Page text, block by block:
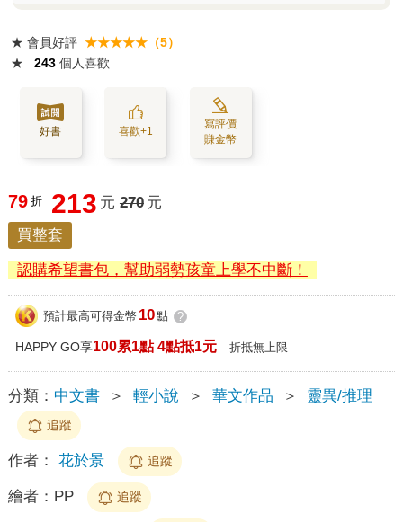
★ 會員好評 ★★★★★（5）
★
243 個人喜歡
好書 喜歡+1
寫評價
賺金幣
79 折 213 元 270 元
買整套
認購希望書包，幫助弱勢孩童上學不中斷！
預計最高可得金幣 10點 ?
HAPPY GO享100累1點 4點抵1元 折抵無上限
分類： 中文書 ＞ 輕小說 ＞ 華文作品 ＞ 靈異/推理
追蹤
作者： 花於景 追蹤
繪者： PP 追蹤